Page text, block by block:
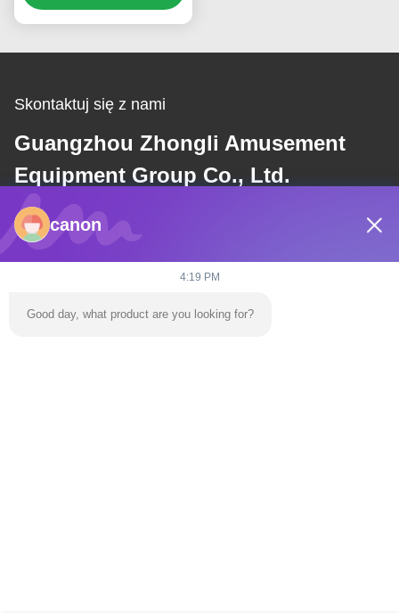
Skontaktuj się z nami
Guangzhou Zhongli Amusement
Equipment Group Co., Ltd.
E-mail
dannie@zhongliyoule.com
canon
4:19 PM
Good day, what product are you looking for?